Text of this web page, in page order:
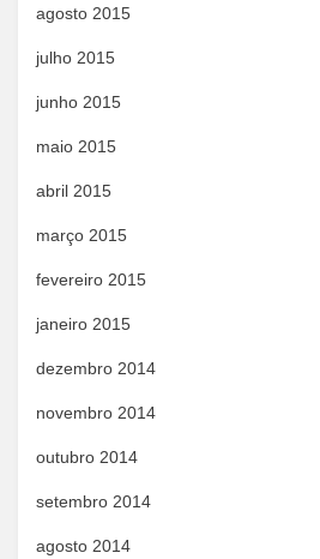
agosto 2015
julho 2015
junho 2015
maio 2015
abril 2015
março 2015
fevereiro 2015
janeiro 2015
dezembro 2014
novembro 2014
outubro 2014
setembro 2014
agosto 2014